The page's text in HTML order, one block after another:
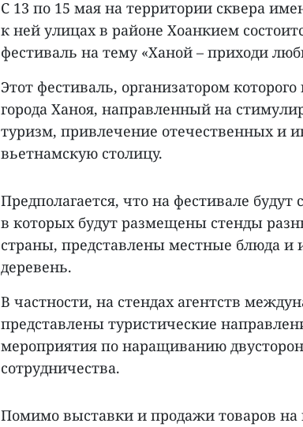
С 13 по 15 мая на территории сквера
к ней улицах в районе Хоанкием
фестиваль на тему «Ханой – приходи
Этот фестиваль, организатором
города Ханоя, направленный на
туризм, привлечение отечественных и
вьетнамскую столицу.
Предполагается, что на фестивале
в которых будут размещены стенды
страны, представлены местные блюда и
деревень.
В частности, на стендах агентств
представлены туристические
мероприятия по наращиванию
сотрудничества.
Помимо выставки и продажи товаров на